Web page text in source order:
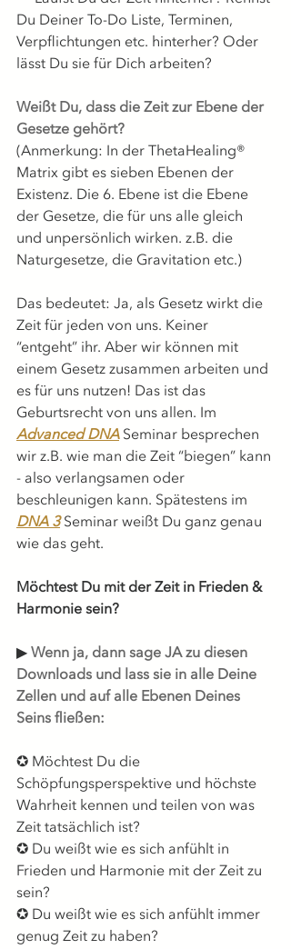
Du Deiner To-Do Liste, Terminen,
Verpflichtungen etc. hinterher? Oder
lässt Du sie für Dich arbeiten?
Weißt Du, dass die Zeit zur Ebene der
Gesetze gehört?
(Anmerkung: In der ThetaHealing®
Matrix gibt es sieben Ebenen der
Existenz. Die 6. Ebene ist die Ebene
der Gesetze, die für uns alle gleich
und unpersönlich wirken. z.B. die
Naturgesetze, die Gravitation etc.)
Das bedeutet: Ja, als Gesetz wirkt die
Zeit für jeden von uns. Keiner
“entgeht” ihr. Aber wir können mit
einem Gesetz zusammen arbeiten und
es für uns nutzen! Das ist das
Geburtsrecht von uns allen. Im
Advanced DNA Seminar besprechen
wir z.B. wie man die Zeit “biegen” kann
- also verlangsamen oder
beschleunigen kann. Spätestens im
DNA 3 Seminar weißt Du ganz genau
wie das geht.
Möchtest Du mit der Zeit in Frieden &
Harmonie sein?
▶︎ Wenn ja, dann sage JA zu diesen
Downloads und lass sie in alle Deine
Zellen und auf alle Ebenen Deines
Seins fließen:
✪ Möchtest Du die
Schöpfungsperspektive und höchste
Wahrheit kennen und teilen von was
Zeit tatsächlich ist?
✪ Du weißt wie es sich anfühlt in
Frieden und Harmonie mit der Zeit zu
sein?
✪ Du weißt wie es sich anfühlt immer
genug Zeit zu haben?